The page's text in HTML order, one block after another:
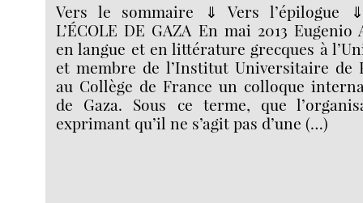
Vers le sommaire ⇓ Vers l’épilogue
L’ÉCOLE DE GAZA En mai 2013
en langue et en littérature grecques à
et membre de l’Institut Universitaire de
au Collège de France un colloque
de Gaza. Sous ce terme, que
exprimant qu’il ne s’agit pas d’une (…)